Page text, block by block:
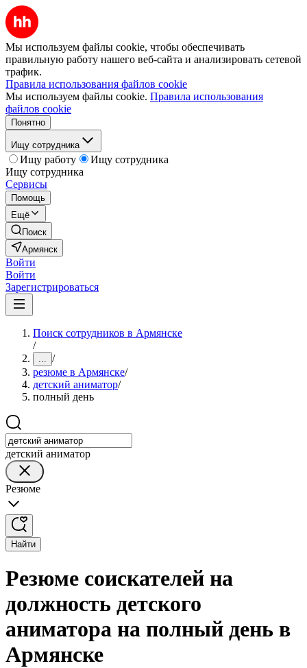
Мы используем файлы cookie, чтобы обеспечивать
правильную работу нашего веб-сайта и анализировать сетевой
трафик.
Правила использования файлов cookie
Мы используем файлы cookie. Правила использования
файлов cookie
Понятно
Ищу сотрудника
Ищу работу
Ищу сотрудника
Ищу сотрудника
Сервисы
Помощь
Ещё
Поиск
Армянск
Войти
Войти
Зарегистрироваться
Поиск сотрудников в Армянске
/
... /
резюме в Армянске/
детский аниматор/
полный день
детский аниматор
Резюме
Найти
Резюме соискателей на
должность детского
аниматора на полный день в
Армянске